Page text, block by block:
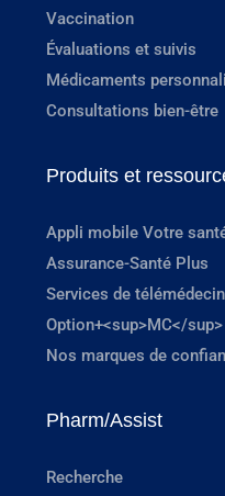
Vaccination
Évaluations et suivis
Médicaments
Consultations bien-être
Produits et
Appli mobile Votre
Assurance-Santé Plus
Services de
Option+<sup>MC</
Nos marques de
Pharm/Assist
Recherche